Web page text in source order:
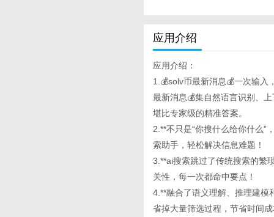
应用介绍
应用介绍：
1.💰solv币最新消息💰一次输
最新消息💰集自然语言识别、
堪比专家级的精准答案。
2.**不只是“你搜什么给你什么”
索助手，轻松解决信息难题！
3.**ai搜索跳过了传统搜索的繁
关性，每一次都命中要点！
4.**融合了语义理解、推理建
省掉大量筛选过程，节省时间